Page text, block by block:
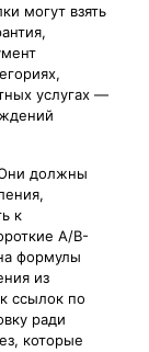
могут взять
услугах —
должны
к
A/B-
формулы
из
ссылок по
ради
которые